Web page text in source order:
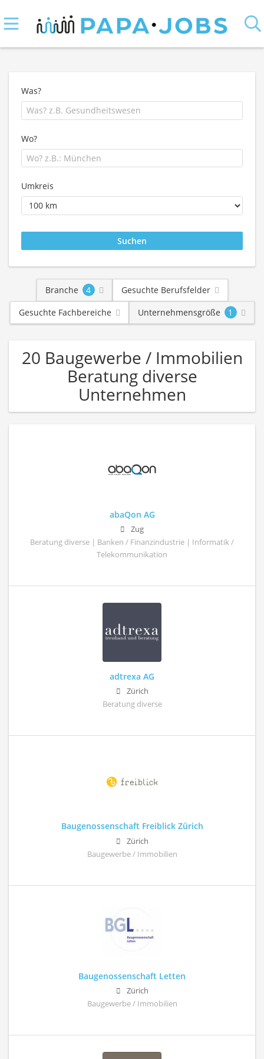
Was?
Wo?
Umkreis
Branche 4
Gesuchte Berufsfelder
Gesuchte Fachbereiche
Unternehmensgröße 1
20 Baugewerbe / Immobilien
Beratung diverse
Unternehmen
abaQon AG
Zug
Beratung diverse | Banken / Finanzindustrie | Informatik /
Telekommunikation
adtrexa AG
Zürich
Beratung diverse
Baugenossenschaft Freiblick Zürich
Zürich
Baugewerbe / Immobilien
Baugenossenschaft Letten
Zürich
Baugewerbe / Immobilien